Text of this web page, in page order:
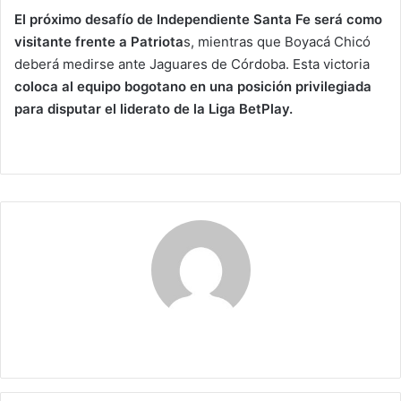
El próximo desafío de Independiente Santa Fe será como
visitante frente a Patriotas, mientras que Boyacá Chicó
deberá medirse ante Jaguares de Córdoba. Esta victoria
coloca al equipo bogotano en una posición privilegiada
para disputar el liderato de la Liga BetPlay.